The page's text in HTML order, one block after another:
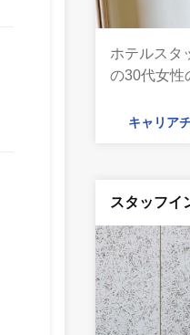
ホテルスタ
の30代女性
キャリア
スタッフイ